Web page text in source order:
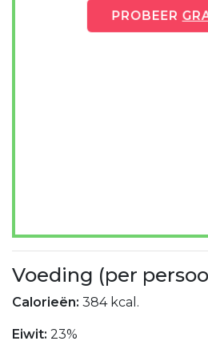
PROBEER
Voeding (per
Calorieën: 384 kcal.
Eiwit: 23%